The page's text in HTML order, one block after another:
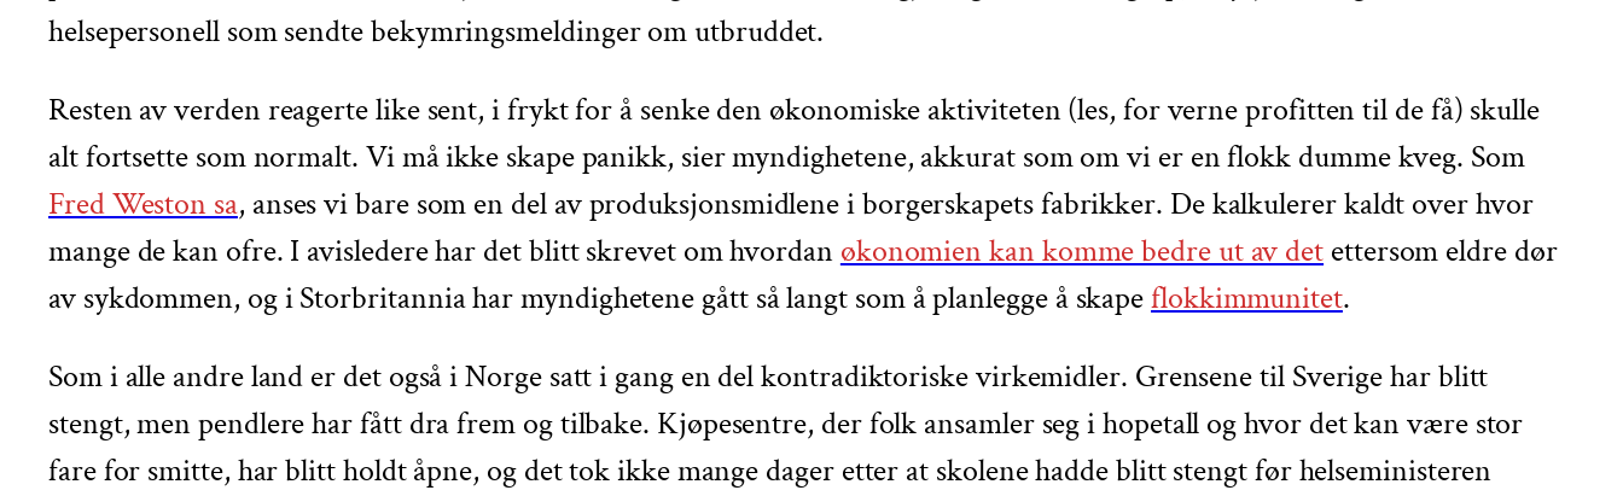
helsepersonell som sendte bekymringsmeldinger om utbruddet.
Resten av verden reagerte like sent, i frykt for å senke den økonomiske aktiviteten (les, for verne profitten til de få) skulle
alt fortsette som normalt. Vi må ikke skape panikk, sier myndighetene, akkurat som om vi er en flokk dumme kveg. Som
Fred Weston sa, anses vi bare som en del av produksjonsmidlene i borgerskapets fabrikker. De kalkulerer kaldt over hvor
mange de kan ofre. I avisledere har det blitt skrevet om hvordan økonomien kan komme bedre ut av det ettersom eldre dør
av sykdommen, og i Storbritannia har myndighetene gått så langt som å planlegge å skapeflokkimmunitet.
Som i alle andre land er det også i Norge satt i gang en del kontradiktoriske virkemidler. Grensene til Sverige har blitt
stengt, men pendlere har fått dra frem og tilbake. Kjøpesentre, der folk ansamler seg i hopetall og hvor det kan være stor
fare for smitte, har blitt holdt åpne, og det tok ikke mange dager etter at skolene hadde blitt stengt før helseministeren